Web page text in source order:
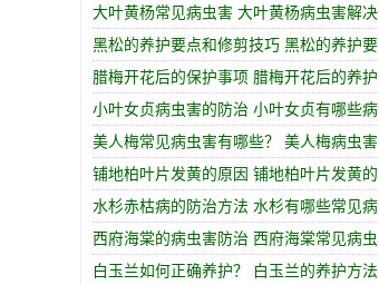
大叶黄杨常见病虫害 大叶黄杨病虫害解决
黑松的养护要点和修剪技巧 黑松的养护要
腊梅开花后的保护事项 腊梅开花后的养护
小叶女贞病虫害的防治 小叶女贞有哪些病
美人梅常见病虫害有哪些？ 美人梅病虫害
铺地柏叶片发黄的原因 铺地柏叶片发黄的
水杉赤枯病的防治方法 水杉有哪些常见病
西府海棠的病虫害防治 西府海棠常见病虫
白玉兰如何正确养护？ 白玉兰的养护方法